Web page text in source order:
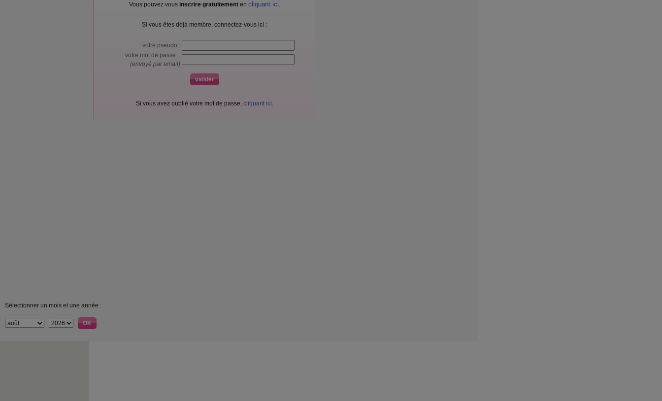
Vous pouvez vous inscrire gratuitementen cliquant ici.
Si vous êtes déjà membre, connectez-vous ici :
votre pseudo :
votre mot de passe :
(envoyé par email)
Si vous avez oublié votre mot de passe, cliquant ici.
Sélectionner un mois et une année :